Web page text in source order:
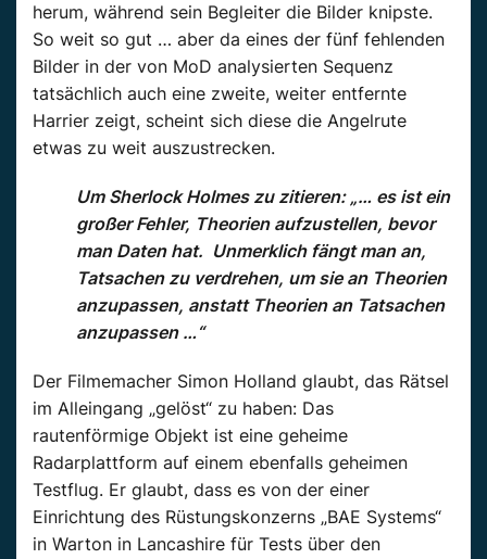
herum, während sein Begleiter die Bilder knipste.
So weit so gut … aber da eines der fünf fehlenden
Bilder in der von MoD analysierten Sequenz
tatsächlich auch eine zweite, weiter entfernte
Harrier zeigt, scheint sich diese die Angelrute
etwas zu weit auszustrecken.
Um Sherlock Holmes zu zitieren: „… es ist ein
großer Fehler, Theorien aufzustellen, bevor
man Daten hat. Unmerklich fängt man an,
Tatsachen zu verdrehen, um sie an Theorien
anzupassen, anstatt Theorien an Tatsachen
anzupassen …“
Der Filmemacher Simon Holland glaubt, das Rätsel
im Alleingang „gelöst“ zu haben: Das
rautenförmige Objekt ist eine geheime
Radarplattform auf einem ebenfalls geheimen
Testflug. Er glaubt, dass es von der einer
Einrichtung des Rüstungskonzerns „BAE Systems“
in Warton in Lancashire für Tests über den